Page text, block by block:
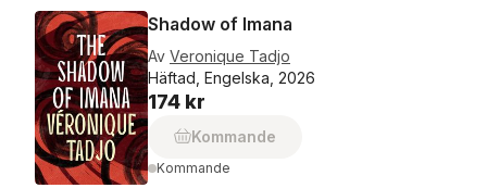
Shadow of Imana
Av Veronique Tadjo
Häftad, Engelska, 2026
174 kr
Kommande
Kommande